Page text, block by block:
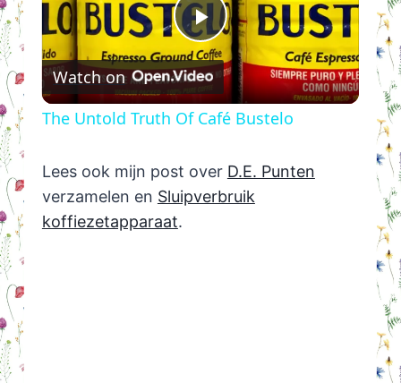
Play
Video
Watch on
The Untold Truth Of Café Bustelo
Lees ook mijn post over D.E. Punten
verzamelen en Sluipverbruik
koffiezetapparaat.